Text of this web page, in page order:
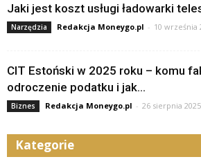
Jaki jest koszt usługi ładowarki
Narzędzia Redakcja Moneygo.pl - 10 września
CIT Estoński w 2025 roku – komu
odroczenie podatku i jak...
Biznes Redakcja Moneygo.pl - 26 sierpnia 2025
Kategorie